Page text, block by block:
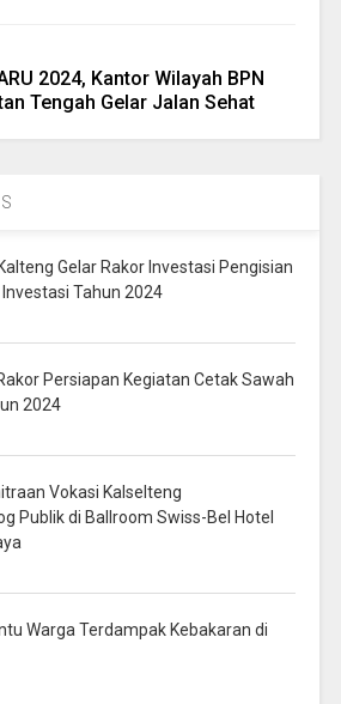
2024, Kantor Wilayah BPN
Tengah Gelar Jalan Sehat
Gelar Rakor Investasi Pengisian
Tahun 2024
Persiapan Kegiatan Cetak Sawah
2024
Vokasi Kalselteng
Publik di Ballroom Swiss-Bel Hotel
Warga Terdampak Kebakaran di